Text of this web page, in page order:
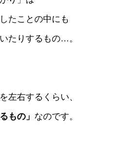
たことの中にも
たりするもの…。
左右するくらい、
もの」 なのです。